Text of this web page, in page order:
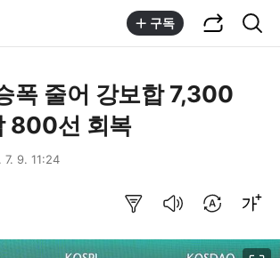
구독
폭 줄어 강보합 7,300
800선 회복
7. 9. 11:24